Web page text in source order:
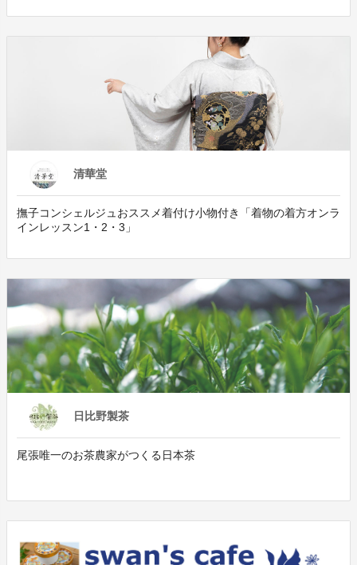
清華堂
撫子コンシェルジュおススメ着付け小物付き「着物の着方オンラ
インレッスン1・2・3」
日比野製茶
尾張唯一のお茶農家がつくる日本茶